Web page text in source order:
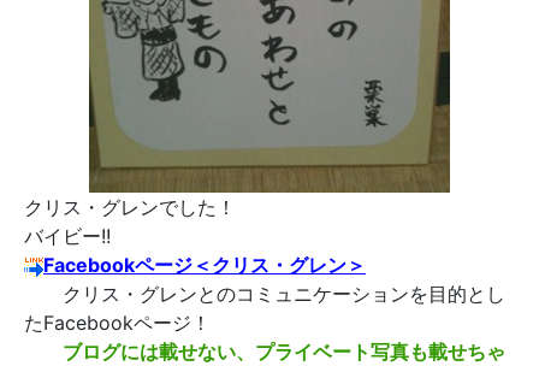
クリス・グレンでした！
バイビー!!
Facebookページ＜クリス・グレン＞
クリス・グレンとのコミュニケーションを目的とし
たFacebookページ！
ブログには載せない、プライベート写真も載せちゃ